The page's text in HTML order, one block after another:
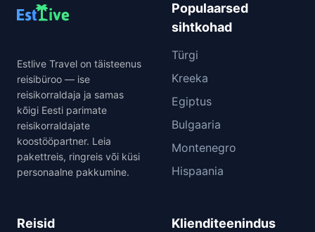
Estlive Travel on täisteenus
reisibüroo — ise
reisikorraldaja ja samas
kõigi Eesti parimate
reisikorraldajate
koostööpartner. Leia
pakettreis, ringreis või küsi
personaalne pakkumine.
Populaarsed
sihtkohad
Türgi
Kreeka
Egiptus
Bulgaaria
Montenegro
Hispaania
Reisid Klienditeenindus